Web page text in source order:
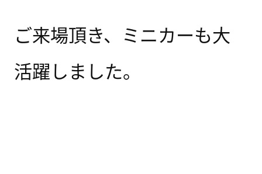
ご来場頂き、ミニカーも大
活躍しました。